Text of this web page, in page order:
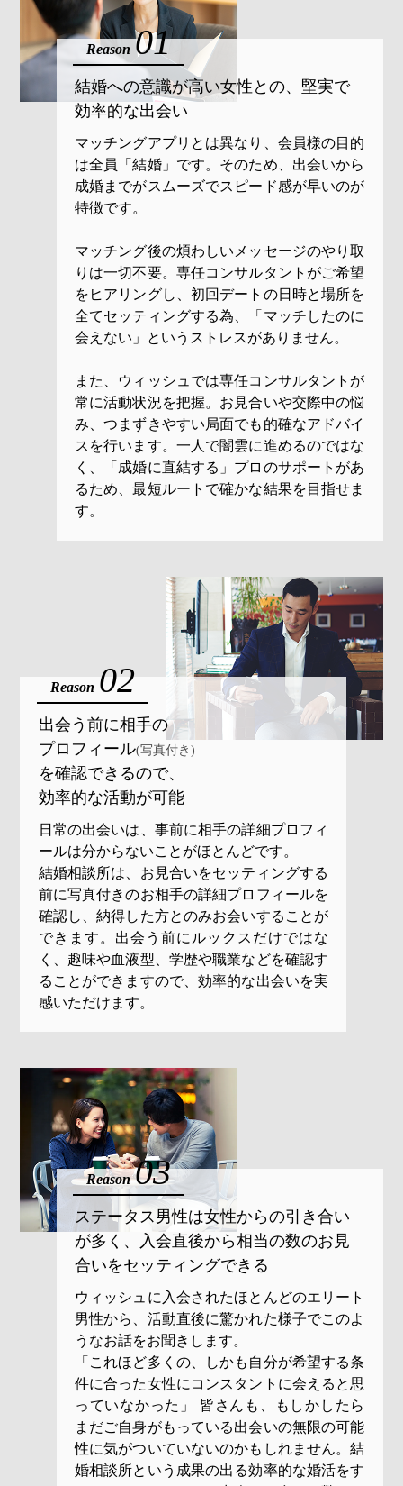
Reason 01
結婚への意識が高い女性との、 堅実で
効率的な出会い
マッチングアプリとは異なり、会員様の目的
は全員「結婚」です。そのため、出会いから
成婚までがスムーズでスピード感が早いのが
特徴です。
マッチング後の煩わしいメッセージのやり取
りは一切不要。専任コンサルタントがご希望
をヒアリングし、初回デートの日時と場所を
全てセッティングする為、「マッチしたのに
会えない」というストレスがありません。
また、ウィッシュでは専任コンサルタントが
常に活動状況を把握。お見合いや交際中の悩
み、つまずきやすい局面でも的確なアドバイ
スを行います。一人で闇雲に進めるのではな
く、「成婚に直結する」プロのサポートがあ
るため、最短ルートで確かな結果を目指せま
す。
Reason 02
出会う前に相手の
プロフィール(写真付き)
を確認できるので、
効率的な活動が可能
日常の出会いは、事前に相手の詳細プロフィ
ールは分からないことがほとんどです。
結婚相談所は、お見合いをセッティングする
前に写真付きのお相手の詳細プロフィールを
確認し、納得した方とのみお会いすることが
できます。出会う前にルックスだけではな
く、趣味や血液型、学歴や職業などを確認す
ることができますので、効率的な出会いを実
感いただけます。
Reason 03
ステータス男性は女性からの引き合い
が多く、
入会直後から相当の数のお見
合いをセッティングできる
ウィッシュに入会されたほとんどのエリート
男性から、活動直後に驚かれた様子でこのよ
うなお話をお聞きします。
「これほど多くの、しかも自分が希望する条
件に合った女性にコンスタントに会えると思
っていなかった」 皆さんも、もしかしたら
まだご自身がもっている出会いの無限の可能
性に気がついていないのかもしれません。結
婚相談所という成果の出る効率的な婚活をす